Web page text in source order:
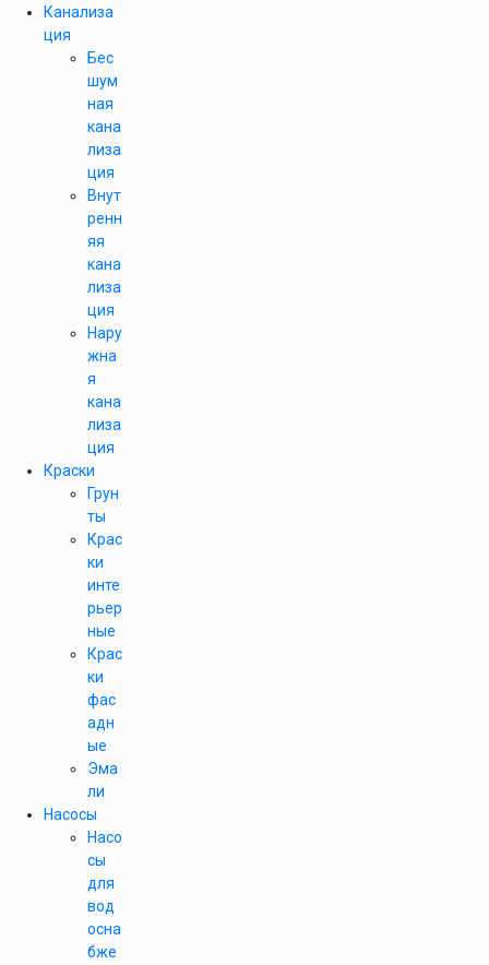
Канализа
ция
Бес
шум
ная
кана
лиза
ция
Внут
ренн
яя
кана
лиза
ция
Нару
жна
я
кана
лиза
ция
Краски
Грун
ты
Крас
ки
инте
рьер
ные
Крас
ки
фас
адн
ые
Эма
ли
Насосы
Насо
сы
для
вод
осна
бже